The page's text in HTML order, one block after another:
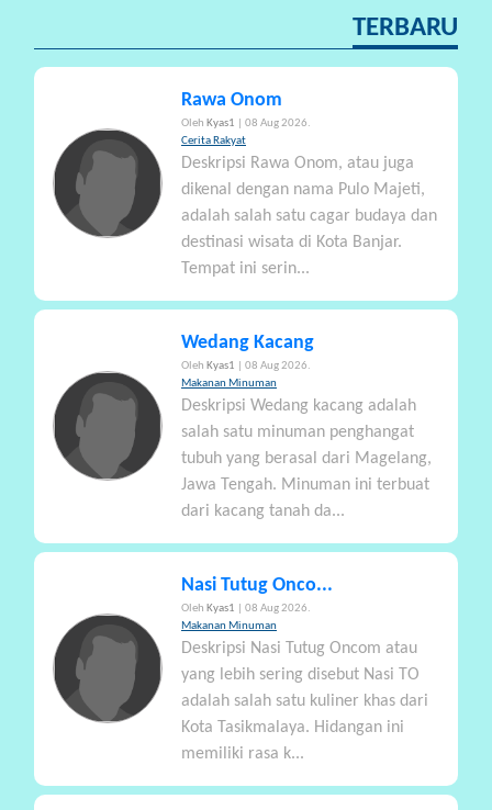
TERBARU
Rawa Onom
Oleh Kyas1
| 08 Aug 2026.
Cerita Rakyat
Deskripsi Rawa Onom, atau juga
dikenal dengan nama Pulo Majeti,
adalah salah satu cagar budaya dan
destinasi wisata di Kota Banjar.
Tempat ini serin...
Wedang Kacang
Oleh Kyas1
| 08 Aug 2026.
Makanan Minuman
Deskripsi Wedang kacang adalah
salah satu minuman penghangat
tubuh yang berasal dari Magelang,
Jawa Tengah. Minuman ini terbuat
dari kacang tanah da...
Nasi Tutug Onco...
Oleh Kyas1
| 08 Aug 2026.
Makanan Minuman
Deskripsi Nasi Tutug Oncom atau
yang lebih sering disebut Nasi TO
adalah salah satu kuliner khas dari
Kota Tasikmalaya. Hidangan ini
memiliki rasa k...